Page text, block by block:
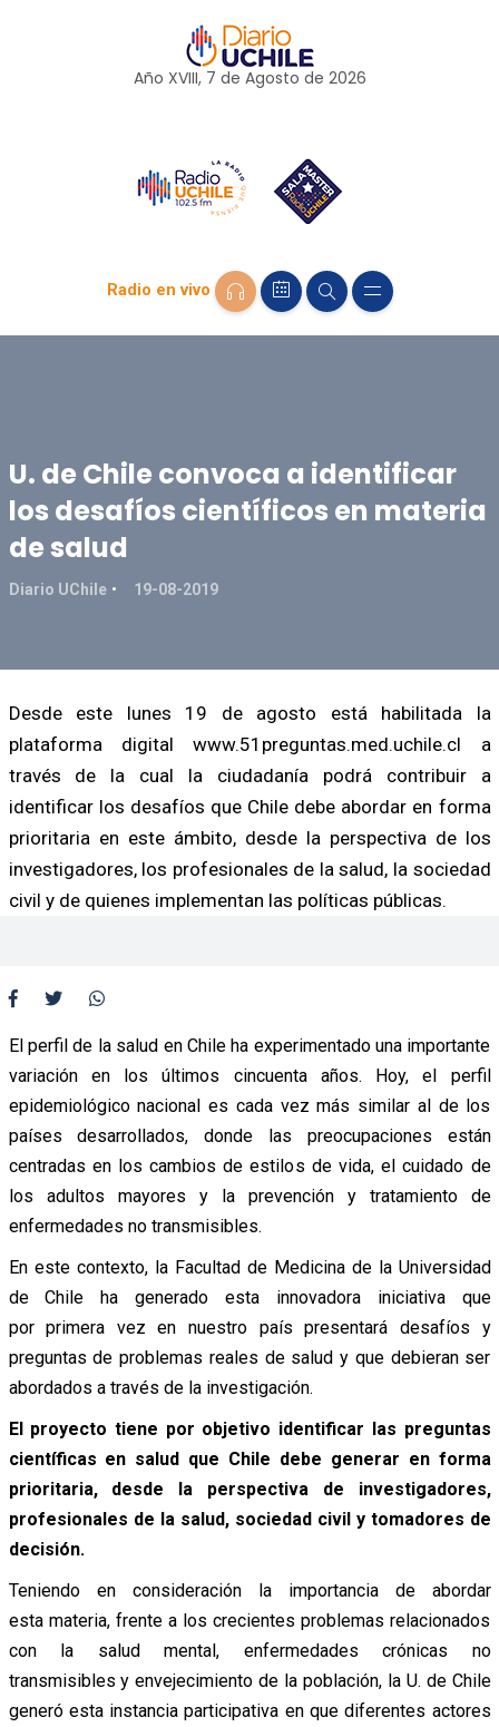
Año XVIII, 7 de Agosto de 2026
Radio en vivo
U. de Chile convoca a identificar
los desafíos científicos en materia
de salud
Diario UChile 19-08-2019
Desde este lunes 19 de agosto está habilitada la
plataforma digital www.51preguntas.med.uchile.cl a
través de la cual la ciudadanía podrá contribuir a
identificar los desafíos que Chile debe abordar en forma
prioritaria en este ámbito, desde la perspectiva de los
investigadores, los profesionales de la salud, la sociedad
civil y de quienes implementan las políticas públicas.
El perfil de la salud en Chile ha experimentado una importante
variación en los últimos cincuenta años. Hoy, el perfil
epidemiológico nacional es cada vez más similar al de los
países desarrollados, donde las preocupaciones están
centradas en los cambios de estilos de vida, el cuidado de
los adultos mayores y la prevención y tratamiento de
enfermedades no transmisibles.
En este contexto, la Facultad de Medicina de la Universidad
de Chile ha generado esta innovadora iniciativa que
por primera vez en nuestro país presentará desafíos y
preguntas de problemas reales de salud y que debieran ser
abordados a través de la investigación.
El proyecto tiene por objetivo identificar las preguntas
científicas en salud que Chile debe generar en forma
prioritaria, desde la perspectiva de investigadores,
profesionales de la salud, sociedad civil y tomadores de
decisión.
Teniendo en consideración la importancia de abordar
esta materia, frente a los crecientes problemas relacionados
con la salud mental, enfermedades crónicas no
transmisibles y envejecimiento de la población, la U. de Chile
generó esta instancia participativa en que diferentes actores